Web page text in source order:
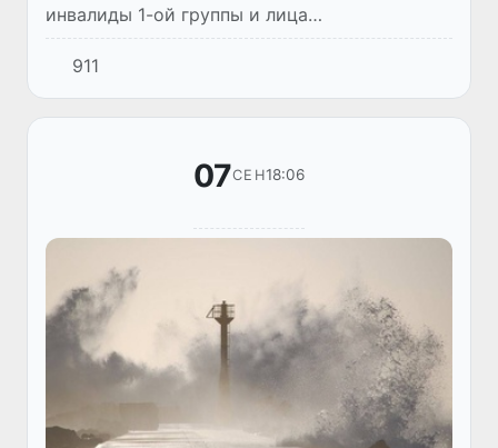
инвалиды 1-ой группы и лица
сопровождающие их могут бесплатно
пользоваться общественным транспортом, в
том числе и метрополитеном.
911
07СЕН18:06